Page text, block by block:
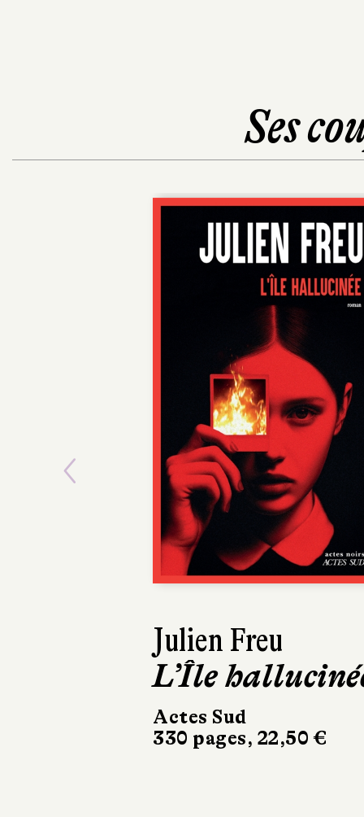
Ses
Julia Colin
Passer la
Aux forges de Vulcain
336 pages, 20 €
Previous